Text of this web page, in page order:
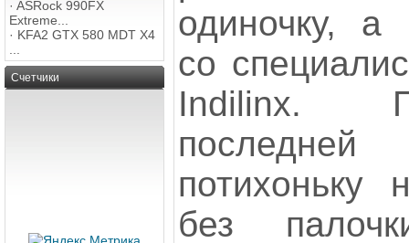
· ASRock 990FX
Extreme...
· KFA2 GTX 580 MDT X4
Счетчики
одиночку, а
со
Indilinx.
потихоньку
без